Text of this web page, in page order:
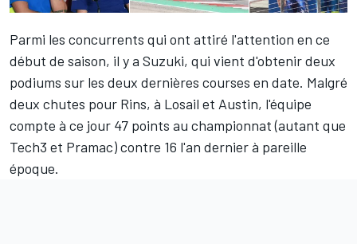
Parmi les concurrents qui ont attiré l'attention en ce
début de saison, il y a Suzuki, qui vient d'obtenir deux
podiums sur les deux dernières courses en date. Malgré
deux chutes pour Rins, à Losail et Austin, l'équipe
compte à ce jour 47 points au championnat (autant que
Tech3 et Pramac) contre 16 l'an dernier à pareille
époque.